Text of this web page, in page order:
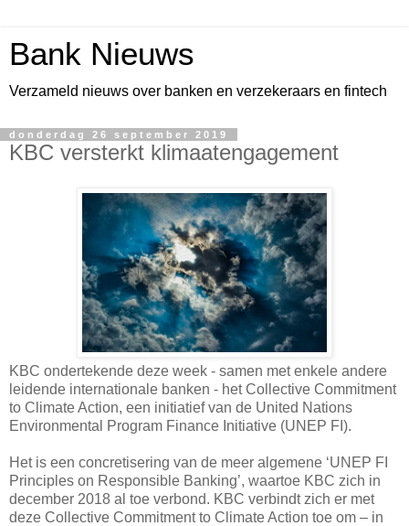
Bank Nieuws
Verzameld nieuws over banken en verzekeraars en fintech
donderdag 26 september 2019
KBC versterkt klimaatengagement
KBC ondertekende deze week - samen met enkele andere
leidende internationale banken - het Collective Commitment
to Climate Action, een initiatief van de United Nations
Environmental Program Finance Initiative (UNEP FI).
Het is een concretisering van de meer algemene ‘UNEP FI
Principles on Responsible Banking’, waartoe KBC zich in
december 2018 al toe verbond. KBC verbindt zich er met
deze Collective Commitment to Climate Action toe om – in